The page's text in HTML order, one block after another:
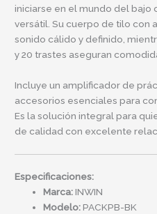
iniciarse en el mundo del bajo
versátil. Su cuerpo de tilo con
sonido cálido y definido,
y 20 trastes aseguran
Incluye un amplificador de
accesorios esenciales para
Es la solución integral para
de calidad con excelente
Especificaciones:
Marca:INWIN
Modelo:PACKPB-BK